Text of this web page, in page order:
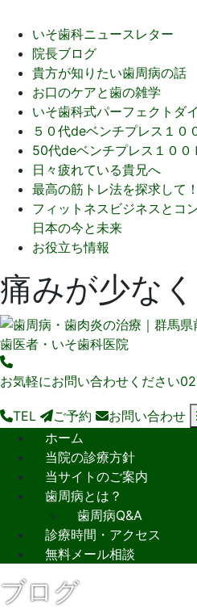
いそ歯科ニュースレター
院長ブログ
貴方が知りたい歯周病の話
お口のケアと歯の雑学
いそ歯科式パーフェクトダ
５０代deベンチプレス１０
50代deベンチプレス１００
日々疲れている貴兄へ
最高の筋トレ法を探求して！
フィットネスビジネスとコ
日本の今と未来
お役立ち情報
お気軽にお問い合わせください
TEL ご予約 お問い合わせ
ホーム
当院の診療方針
当サイトのご案内
歯周病とは？
歯周病Q&A
診療時間・アクセス
無料メール相談
ブログ